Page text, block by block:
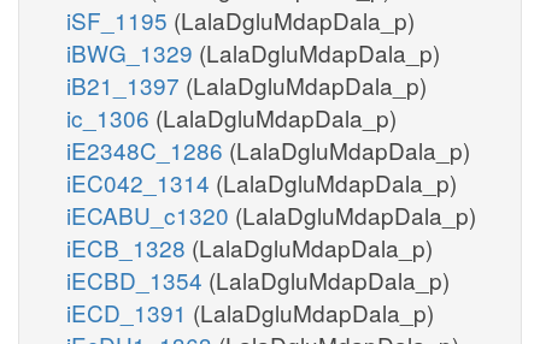
iSF_1195 (LalaDgluMdapDala_p)
iBWG_1329 (LalaDgluMdapDala_p)
iB21_1397 (LalaDgluMdapDala_p)
ic_1306 (LalaDgluMdapDala_p)
iE2348C_1286 (LalaDgluMdapDala_p)
iEC042_1314 (LalaDgluMdapDala_p)
iECABU_c1320 (LalaDgluMdapDala_p)
iECB_1328 (LalaDgluMdapDala_p)
iECBD_1354 (LalaDgluMdapDala_p)
iECD_1391 (LalaDgluMdapDala_p)